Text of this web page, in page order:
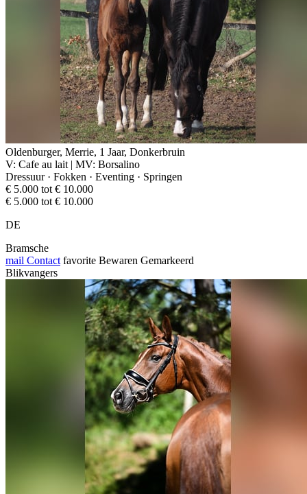
Oldenburger, Merrie, 1 Jaar, Donkerbruin
V: Cafe au lait | MV: Borsalino
Dressuur · Fokken · Eventing · Springen
€ 5.000 tot € 10.000
€ 5.000 tot € 10.000
DE
Bramsche
mail Contact favorite Bewaren Gemarkeerd
Blikvangers